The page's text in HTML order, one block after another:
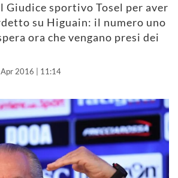
Giudice sportivo Tosel per aver
su Higuain: il numero uno
ora che vengano presi dei
2016 | 11:14